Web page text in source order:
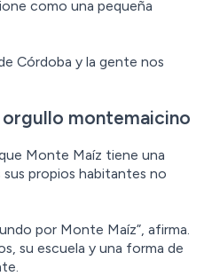
como una pequeña
Córdoba y la gente nos
montemaicino
Monte Maíz tiene una
propios habitantes no
por Monte Maíz”, afirma.
su escuela y una forma de